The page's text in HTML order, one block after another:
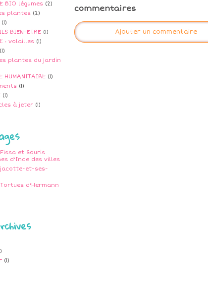
BIO légumes (2)
plantes (2)
(1)
BIEN-ETRE (1)
: volailles (1)
(1)
plantes du jardin
HUMANITAIRE (1)
(1)
(1)
à jeter (1)
et Souris
d'Inde des villes
et-ses-
d'Hermann
(1)
commentaires
Ajouter un commentaire